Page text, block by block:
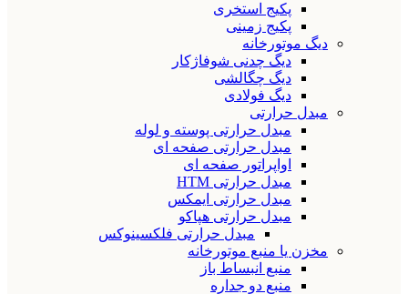
پکیج استخری
پکیج زمینی
دیگ موتورخانه
دیگ چدنی شوفاژکار
دیگ چگالشی
دیگ فولادی
مبدل حرارتی
مبدل حرارتی پوسته و لوله
مبدل حرارتی صفحه ای
اواپراتور صفحه ای
مبدل حرارتی HTM
مبدل حرارتی ایمکس
مبدل حرارتی هپاکو
مبدل حرارتی فلکسینوکس
مخزن یا منبع موتورخانه
منبع انبساط باز
منبع دو جداره